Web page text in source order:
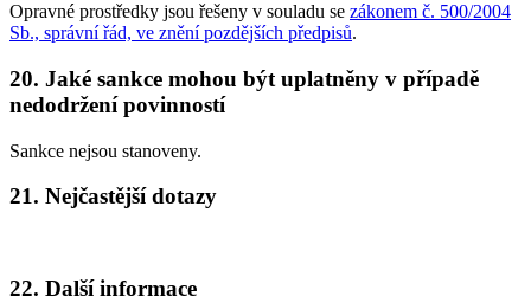
Opravné prostředky jsou řešeny v souladu se zákonem č. 500/2004
Sb., správní řád, ve znění pozdějších předpisů.
20. Jaké sankce mohou být uplatněny v případě
nedodržení povinností
Sankce nejsou stanoveny.
21. Nejčastější dotazy
22. Další informace